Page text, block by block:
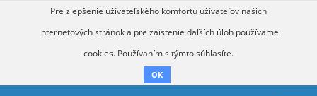
Pre zlepšenie užívateľského komfortu užívateľov našich
internetových stránok a pre zaistenie ďaľších úloh používame
cookies. Používaním s týmto súhlasíte.
OK